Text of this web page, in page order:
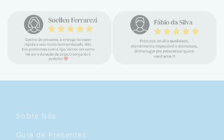
encontrar a Céu. Atendimento
personalizado, verdadeiras jóias prata 925,
mimos e brindes incríveis. Virei cliente fiel
e amo demais as pratas que são lindas, tem
um brilho incrível e preço super justo. Fora
Sobre Nós
Guia de Presentes